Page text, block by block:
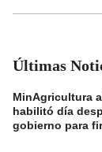
Últimas
MinAgricultura
habilitó día
gobierno para